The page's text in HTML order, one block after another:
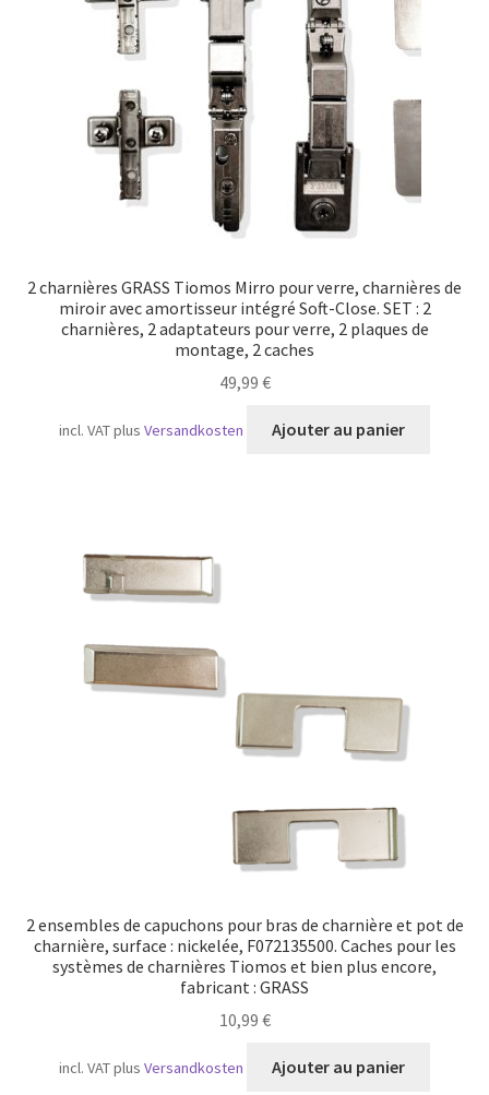
Transport maritime
2 charnières GRASS Tiomos Mirro pour verre, charnières de
miroir avec amortisseur intégré Soft-Close. SET : 2
charnières, 2 adaptateurs pour verre, 2 plaques de
montage, 2 caches
49,99 €
incl. VATplusVersandkosten Ajouter au panier
2 ensembles de capuchons pour bras de charnière et pot de
charnière, surface : nickelée, F072135500. Caches pour les
systèmes de charnières Tiomos et bien plus encore,
fabricant : GRASS
10,99 €
incl. VATplusVersandkosten Ajouter au panier